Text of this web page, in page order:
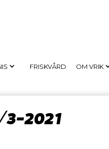
FRISKVÅRD OM VRIK
3-2021